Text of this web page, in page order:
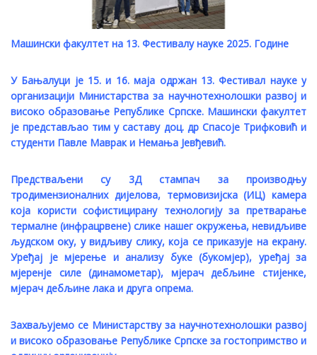
Машински факултет на 13. Фестивалу науке 2025. Године
У Бањалуци је 15. и 16. маја одржан 13. Фестивал науке у
организацији Министарства за научнотехнолошки развој и
високо образовање Републике Српске. Машински факултет
је представљао тим у саставу доц. др Спасоје Трифковић и
студенти Павле Маврак и Немања Јевђевић.
Предстваљени су 3Д стампач за производњу
тродимензионалних дијелова, термовизијска (ИЦ) камера
која користи софистицирану технологију за претварање
термалне (инфрацрвене) слике нашег окружења, невидљиве
људском оку, у видљиву слику, која се приказује на екрану.
Уређај је мјерење и анализу буке (букомјер), уређај за
мјеренје силе (динамометар), мјерач дебљине стијенке,
мјерач дебљине лака и друга опрема.
Захваљујемо се Министарству за научнотехнолошки развој
и високо образовање Републике Српске за гостопримство и